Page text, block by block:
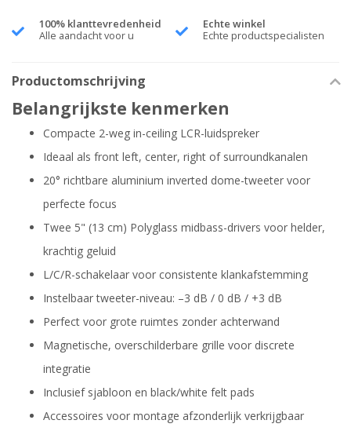
100% klanttevredenheid
Alle aandacht voor u
Echte winkel
Echte productspecialisten
Productomschrijving
Belangrijkste kenmerken
Compacte 2-weg in-ceiling LCR-luidspreker
Ideaal als front left, center, right of surroundkanalen
20° richtbare aluminium inverted dome-tweeter voor
perfecte focus
Twee 5" (13 cm) Polyglass midbass-drivers voor helder,
krachtig geluid
L/C/R-schakelaar voor consistente klankafstemming
Instelbaar tweeter-niveau: –3 dB / 0 dB / +3 dB
Perfect voor grote ruimtes zonder achterwand
Magnetische, overschilderbare grille voor discrete
integratie
Inclusief sjabloon en black/white felt pads
Accessoires voor montage afzonderlijk verkrijgbaar